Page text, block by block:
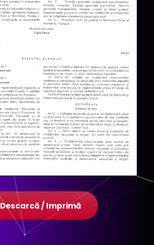
Descarcă / Imprimă